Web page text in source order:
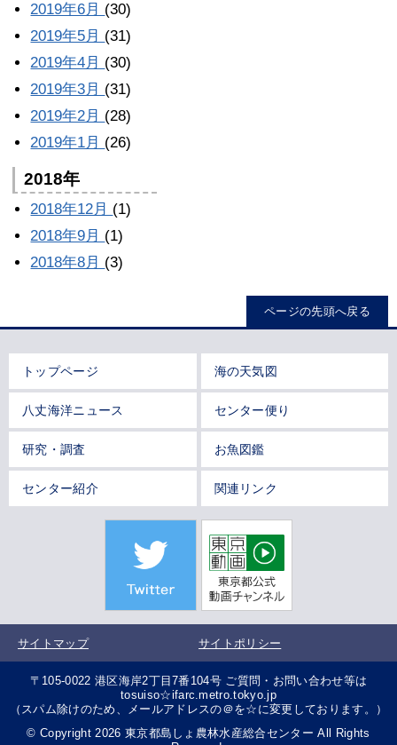
2019年6月 (30)
2019年5月 (31)
2019年4月 (30)
2019年3月 (31)
2019年2月 (28)
2019年1月 (26)
2018年
2018年12月 (1)
2018年9月 (1)
2018年8月 (3)
ページの先頭へ戻る
トップページ 海の天気図
八丈海洋ニュース センター便り
研究・調査 お魚図鑑
センター紹介 関連リンク
サイトマップ サイトポリシー
〒105-0022 港区海岸2丁目7番104号 ご質問・お問い合わせ等は
tosuiso☆ifarc.metro.tokyo.jp
（スパム除けのため、メールアドレスの＠を☆に変更しております。）
© Copyright 2026 東京都島しょ農林水産総合センター All Rights